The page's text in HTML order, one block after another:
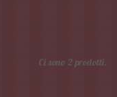
Ci sono 2 prodotti.